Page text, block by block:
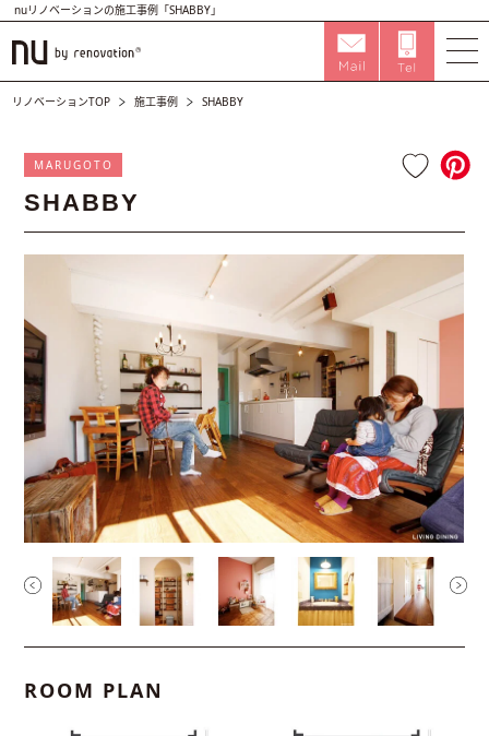
nuリノベーションの施工事例「SHABBY」
リノベーションTOP 施工事例 SHABBY
MARUGOTO
SHABBY
ROOM PLAN